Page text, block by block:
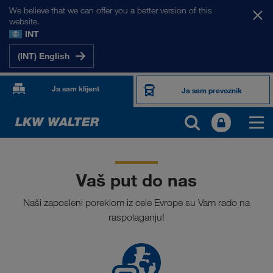
We believe that we can offer you a better version of this
website.
INT
(INT) English
Ja sam klijent Ja sam prevoznik
Vaš put do nas
Naši zaposleni poreklom iz cele Evrope su Vam rado na
raspolaganju!